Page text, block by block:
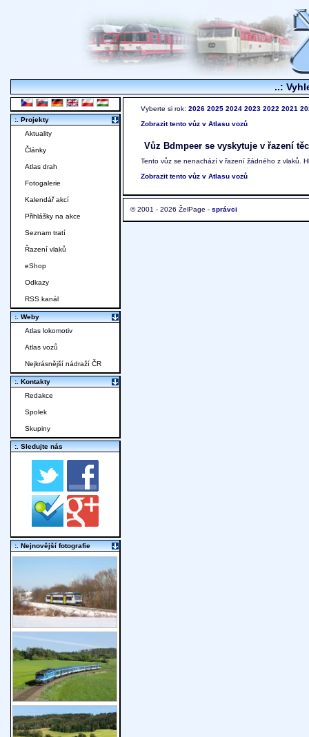
..:
Vyberte si rok: 2026 2025 2024 2023 2022 2021
Zobrazit tento vůz v Atlasu vozů
Vůz Bdmpeer se vyskytuje v řazení
Tento vůz se nenachází v řazení žádného z vlaků.
Zobrazit tento vůz v Atlasu vozů
© 2001 - 2026 ŽelPage - správci
:. Projekty
Aktuality
Články
Atlas drah
Fotogalerie
Kalendář akcí
Přihlášky na akce
Seznam tratí
Řazení vlaků
eShop
Odkazy
RSS kanál
:. Weby
Atlas lokomotiv
Atlas vozů
Nejkrásnější nádraží ČR
:. Kontakty
Redakce
Spolek
Skupiny
:. Sledujte nás
:. Nejnovější fotografie